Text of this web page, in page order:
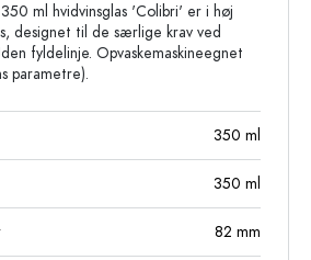
ml hvidvinsglas 'Colibri' er i høj
designet til de særlige krav ved
fyldelinje. Opvaskemaskineegnet
parametre).
350 ml
350 ml
82 mm